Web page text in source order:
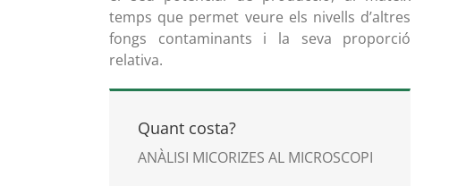
temps que permet veure els nivells d’altres
fongs contaminants i la seva proporció
relativa.
Quant costa?
ANÀLISI MICORIZES AL MICROSCOPI